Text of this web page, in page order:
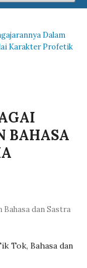
Dalam
Karakter Profetik
BAHASA
dan Sastra
Tok, Bahasa dan